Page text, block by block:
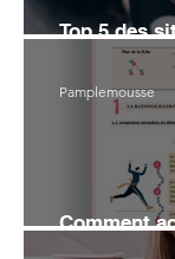
Top 5 des
pour
Comment
droit sans
Pamplemousse